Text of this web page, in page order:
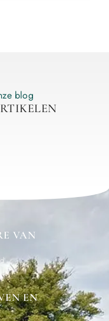
blog
VAN
EN